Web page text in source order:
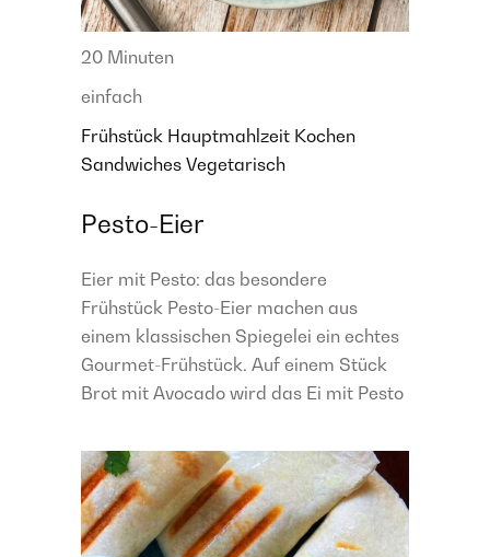
20 Minuten
einfach
Frühstück Hauptmahlzeit Kochen
Sandwiches Vegetarisch
Pesto-Eier
Eier mit Pesto: das besondere
Frühstück Pesto-Eier machen aus
einem klassischen Spiegelei ein echtes
Gourmet-Frühstück. Auf einem Stück
Brot mit Avocado wird das Ei mit Pesto